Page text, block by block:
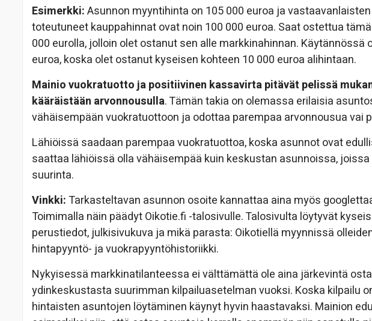
Esimerkki:Asunnon myyntihinta on 105 000 euroa ja
toteutuneet kauppahinnat ovat noin 100 000 euroa. Saat ostettua
000 eurolla, jolloin olet ostanut sen alle markkinahinnan.
euroa, koska olet ostanut kyseisen kohteen 10 000 euroa alihintaan.
Mainio vuokratuotto ja positiivinen kassavirta pitävät pelissä
kääräistään arvonnousulla. Tämän takia on olemassa erilaisia
vähäisempään vuokratuottoon ja odottaa parempaa arvonnousua vai
Lähiöissä saadaan parempaa vuokratuottoa, koska asunnot ovat
saattaa lähiöissä olla vähäisempää kuin keskustan asunnoissa,
suurinta.
Vinkki: Tarkasteltavan asunnon osoite kannattaa aina myös
Toimimalla näin päädyt Oikotie.fi -talosivulle. Talosivulta löytyvät
perustiedot, julkisivukuva ja mikä parasta: Oikotiellä myynnissä
hintapyyntö- ja vuokrapyyntöhistoriikki.
Nykyisessä markkinatilanteessa ei välttämättä ole aina järkevintä
ydinkeskustasta suurimman kilpailuasetelman vuoksi. Koska kilpailu
hintaisten asuntojen löytäminen käynyt hyvin haastavaksi. Mainion